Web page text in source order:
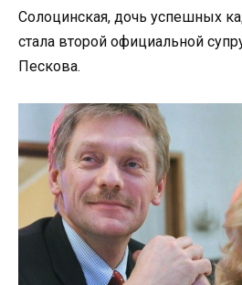
Солоцинская, дочь успешных
стала второй официальной
Пескова.